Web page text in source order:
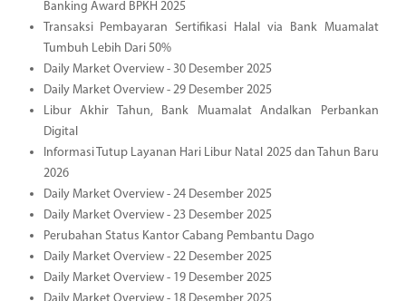
Banking Award BPKH 2025
Transaksi Pembayaran Sertifikasi Halal via Bank Muamalat
Tumbuh Lebih Dari 50%
Daily Market Overview - 30 Desember 2025
Daily Market Overview - 29 Desember 2025
Libur Akhir Tahun, Bank Muamalat Andalkan Perbankan
Digital
Informasi Tutup Layanan Hari Libur Natal 2025 dan Tahun Baru
2026
Daily Market Overview - 24 Desember 2025
Daily Market Overview - 23 Desember 2025
Perubahan Status Kantor Cabang Pembantu Dago
Daily Market Overview - 22 Desember 2025
Daily Market Overview - 19 Desember 2025